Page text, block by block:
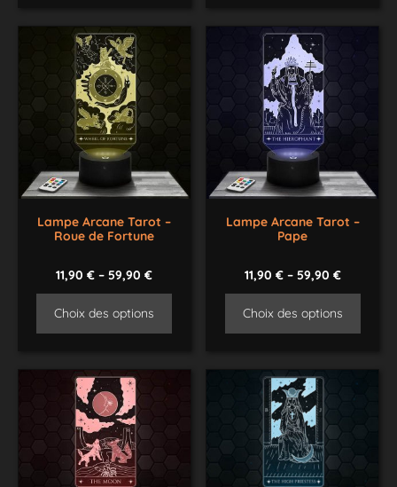
Lampe Arcane Tarot –
Roue de Fortune
11,90€ –59,90€
Choix des options
Lampe Arcane Tarot –
Pape
11,90 €– 59,90 €
Choix des options